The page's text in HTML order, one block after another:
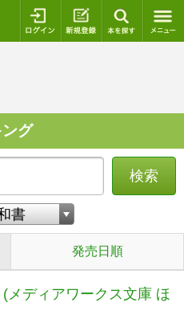
ログイン 新規登録
グ
検索
発売日順
メディアワークス文庫 ほ